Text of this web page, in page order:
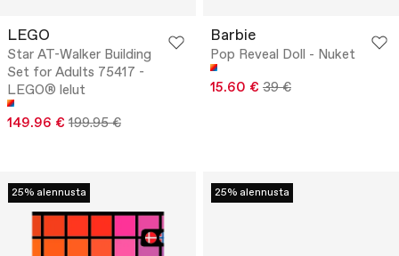
LEGO
Star AT-Walker Building
Set for Adults 75417 -
LEGO® lelut
149.96 € 199.95 €
Barbie
Pop Reveal Doll - Nuket
15.60 € 39 €
25% alennusta 25% alennusta